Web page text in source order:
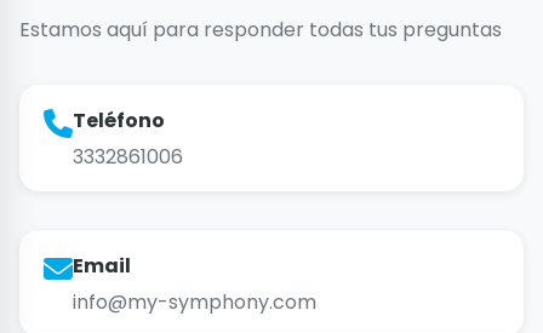
Estamos aquí para responder todas tus preguntas
Teléfono
3332861006
Email
info@my-symphony.com